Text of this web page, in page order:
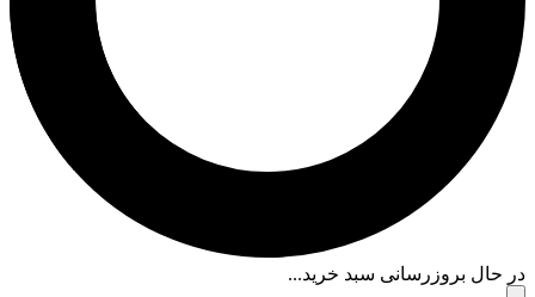
حال بروزرسانی سبد خرید...